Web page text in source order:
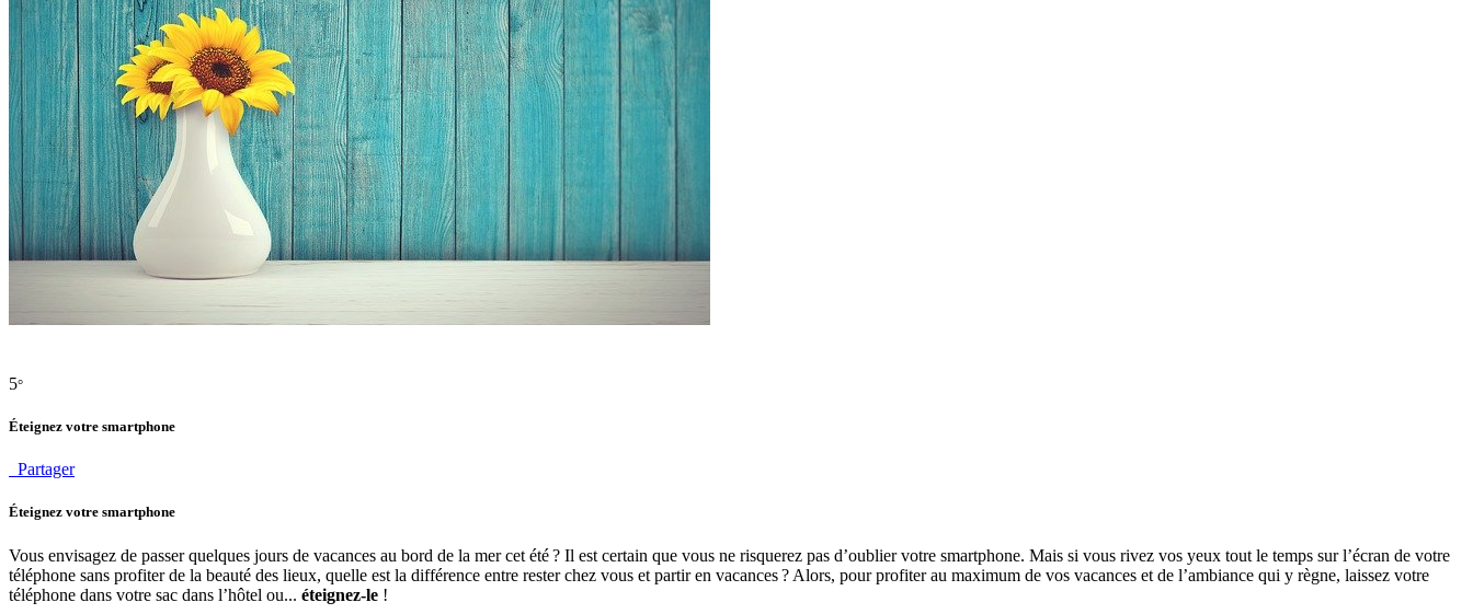
5°
Éteignez votre smartphone
Partager
Éteignez votre smartphone
Vous envisagez de passer quelques jours de vacances au bord de la mer cet été ? Il est certain que vous ne risquerez pas d’oublier votre smartphone. Mais si vous rivez vos yeux tout le temps sur l’écran de votre
téléphone sans profiter de la beauté des lieux, quelle est la différence entre rester chez vous et partir en vacances ? Alors, pour profiter au maximum de vos vacances et de l’ambiance qui y règne, laissez votre
téléphone dans votre sac dans l’hôtel ou... éteignez-le !